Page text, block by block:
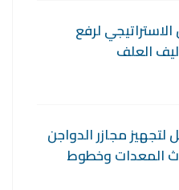
لرفع
العلف
لتجهيز مجازر الدواجن
المعدات وخطوط